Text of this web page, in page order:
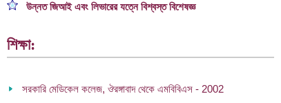
উন্নত জিআই এবং লিভারের যত্নে বিশ্বস্ত বিশেষজ্ঞ
শিক্ষা:
সরকারি মেডিকেল কলেজ, ঔরঙ্গাবাদ থেকে এমবিবিএস - 2002